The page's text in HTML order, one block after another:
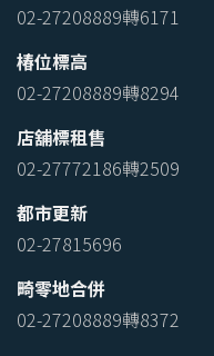
02-27208889轉6171
椿位標高
02-27208889轉8294
店舖標租售
02-27772186轉2509
都市更新
02-27815696
畸零地合併
02-27208889轉8372